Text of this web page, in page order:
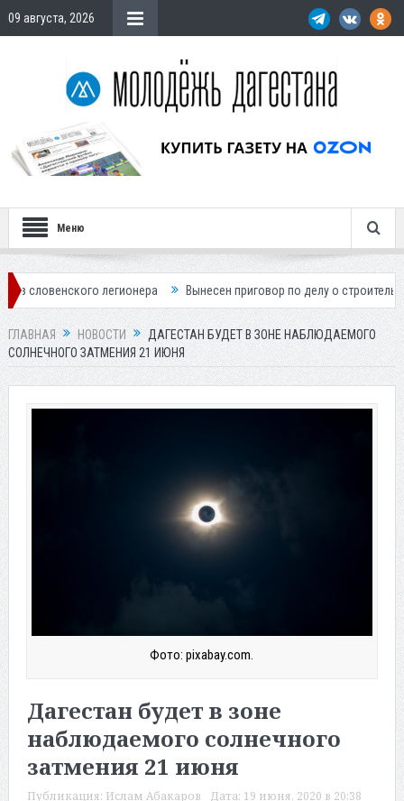
09 августа, 2026
Меню
легионера Вынесен приговор по делу о строительстве
ГЛАВНАЯ НОВОСТИ
ДАГЕСТАН БУДЕТ В ЗОНЕ НАБЛЮДАЕМОГО
СОЛНЕЧНОГО ЗАТМЕНИЯ 21 ИЮНЯ
Фото: pixabay.com.
Дагестан будет в зоне
наблюдаемого солнечного
затмения 21 июня
Публикация: Ислам Абакаров Дата: 19 июня, 2020 в 20:38